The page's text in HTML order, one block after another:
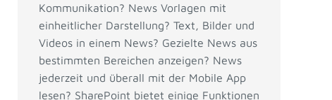
Kommunikation? News Vorlagen mit
einheitlicher Darstellung? Text, Bilder und
Videos in einem News? Gezielte News aus
bestimmten Bereichen anzeigen? News
jederzeit und überall mit der Mobile App
lesen? SharePoint bietet einige Funktionen